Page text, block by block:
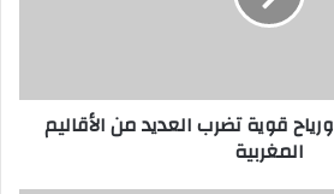
قوية تضرب العديد من الأقاليم
المغربية